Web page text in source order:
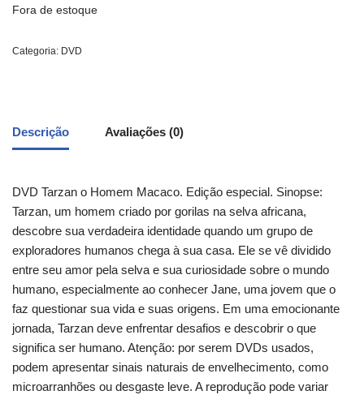
Fora de estoque
Categoria: DVD
Descrição Avaliações (0)
DVD Tarzan o Homem Macaco. Edição especial. Sinopse:
Tarzan, um homem criado por gorilas na selva africana,
descobre sua verdadeira identidade quando um grupo de
exploradores humanos chega à sua casa. Ele se vê dividido
entre seu amor pela selva e sua curiosidade sobre o mundo
humano, especialmente ao conhecer Jane, uma jovem que o
faz questionar sua vida e suas origens. Em uma emocionante
jornada, Tarzan deve enfrentar desafios e descobrir o que
significa ser humano. Atenção: por serem DVDs usados,
podem apresentar sinais naturais de envelhecimento, como
microarranhões ou desgaste leve. A reprodução pode variar